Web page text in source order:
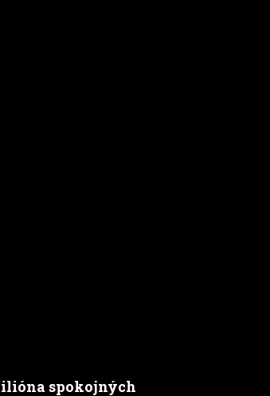
spokojných